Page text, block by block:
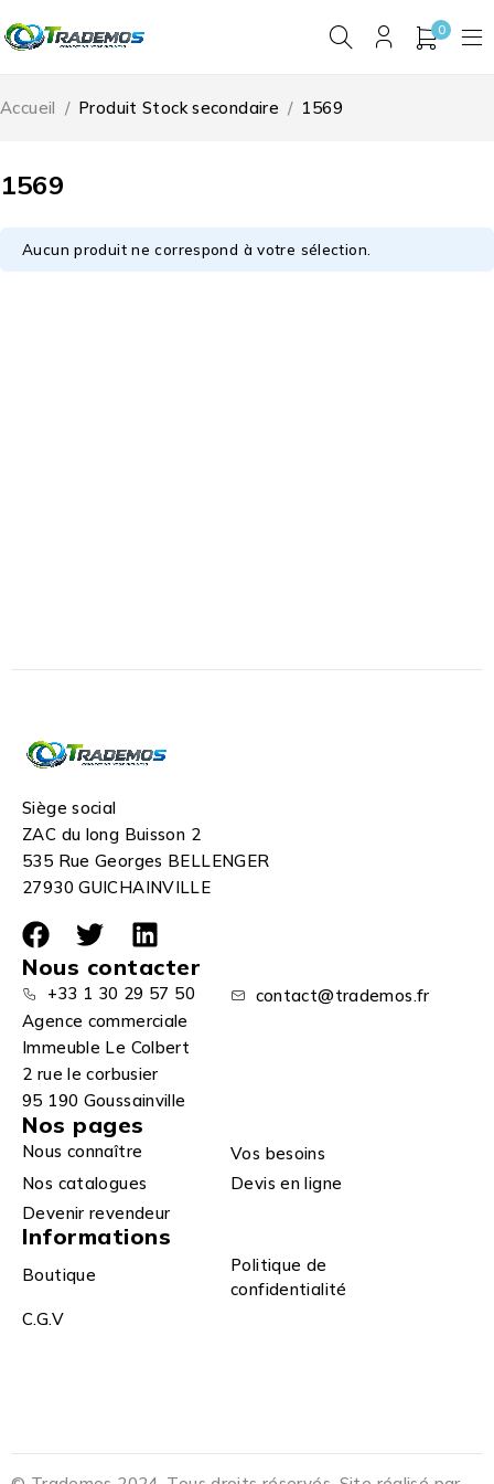
0
1569
Accueil / Produit Stock secondaire / 1569
Aucun produit ne correspond à votre sélection.
Siège social
ZAC du long Buisson 2
535 Rue Georges BELLENGER
27930 GUICHAINVILLE
Nous contacter
+33 1 30 29 57 50
contact@trademos.fr
Agence commerciale
Immeuble Le Colbert
2 rue le corbusier
95 190 Goussainville
Nos pages
Nous connaître
Vos besoins
Nos catalogues
Devis en ligne
Devenir revendeur
Informations
Boutique
Politique de
confidentialité
C.G.V